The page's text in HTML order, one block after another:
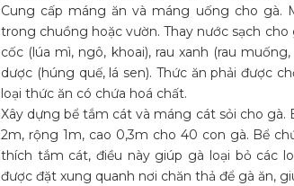
Cung cấp máng ăn và máng uống cho gà.
trong chuồng hoặc vườn. Thay nước sạch cho
cốc (lúa mì, ngô, khoai), rau xanh (rau
dược (húng quế, lá sen). Thức ăn phải được
loại thức ăn có chứa hoá chất.
Xây dựng bể tắm cát và máng cát sỏi cho
2m, rộng 1m, cao 0,3m cho 40 con gà. Bể
thích tắm cát, điều này giúp gà loại bỏ các
được đặt xung quanh nơi chăn thả để gà ăn,